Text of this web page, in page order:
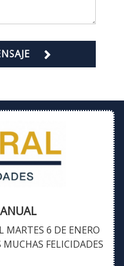
MARTES 6 DE ENERO
FELICIDADES